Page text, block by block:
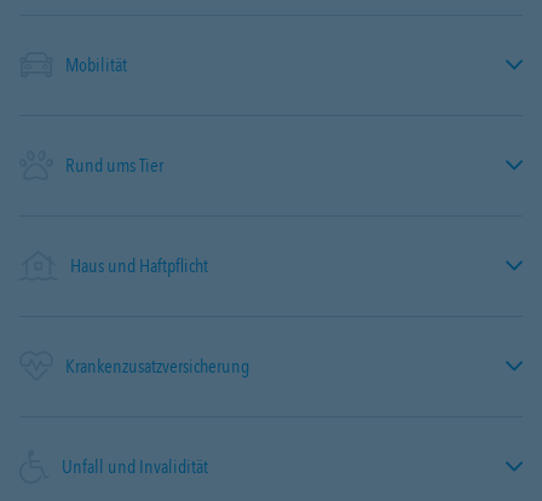
Mobilität
Rund ums Tier
Haus und Haftpflicht
Krankenzusatzversicherung
Unfall und Invalidität